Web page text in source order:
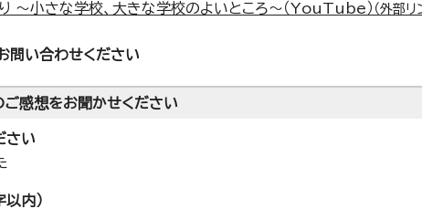
～小さな学校、大きな学校のよいところ～（YouTube） （外部リ
問い合わせください
ご感想をお聞かせください
さい
内）